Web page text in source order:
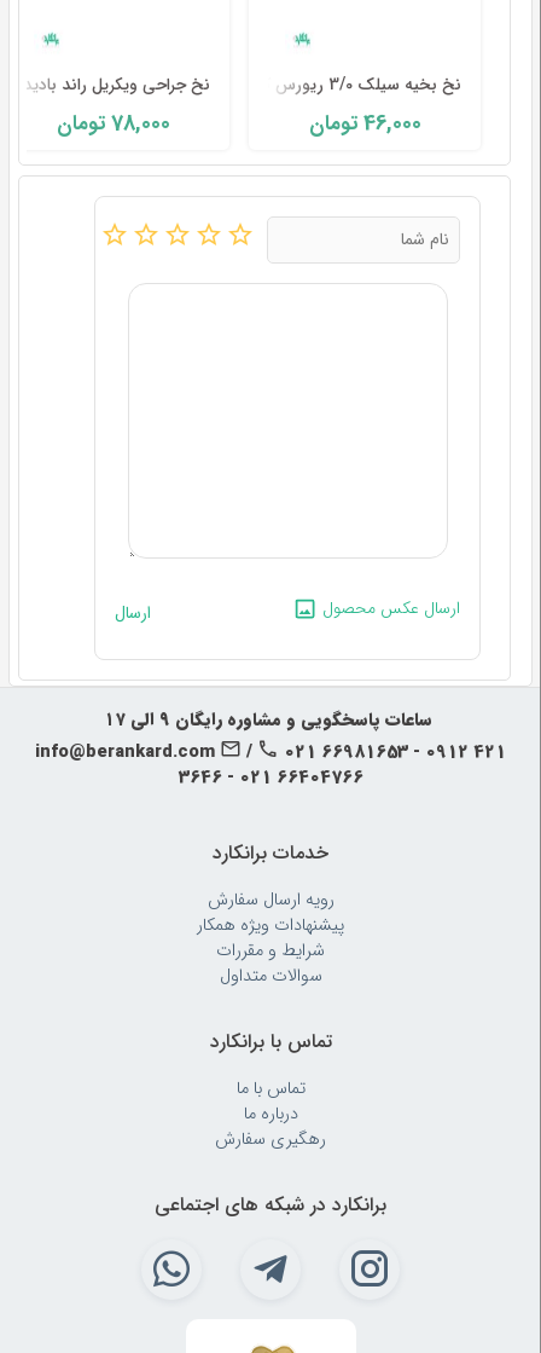
نخ بخیه سیلک 3/0 ریورس کات سوپا-Supa
46,000تومان
نخ جراحی ویکریل راند بادید ۳/۰ سوپا-Supa
78,000 تومان
ارسال عکس محصول ارسال
‍‍ ساعات پاسخگویی و مشاوره رایگان ۹ الی ۱۷
info@berankard.com
/
021 66981653 - 0912 421
3646 - 021 66404766
خدمات برانکارد
رویه‌ ارسال سفارش
پیشنهادات ویژه همکار
شرایط و مقررات
سوالات متداول
تماس با برانکارد
تماس با ما
درباره ما
رهگیری سفارش
برانکارد در شبکه های اجتماعی